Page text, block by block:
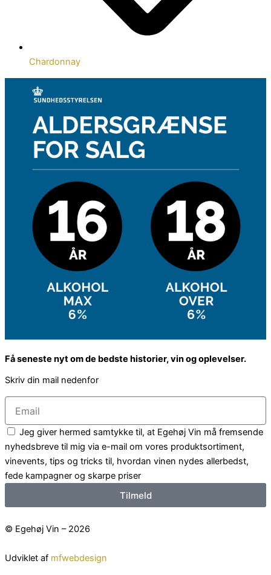
Chardonnay
Få seneste nyt om de bedste historier, vin og oplevelser.
Skriv din mail nedenfor
EmailJeg giver hermed samtykke til, at Egehøj Vin må fremsende
nyhedsbreve til mig via e-mail om vores produktsortiment,
vinevents, tips og tricks til, hvordan vinen nydes allerbedst,
fede kampagner og skarpe priser
Tilmeld
© Egehøj Vin – 2026
Udviklet af mfwebdesign